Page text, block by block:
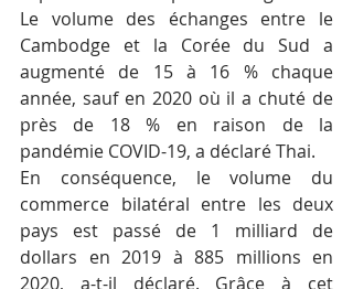
Le volume des échanges entre le
Cambodge et la Corée du Sud a
augmenté de 15 à 16 % chaque
année, sauf en 2020 où il a chuté de
près de 18 % en raison de la
pandémie COVID-19, a déclaré Thai.
En conséquence, le volume du
commerce bilatéral entre les deux
pays est passé de 1 milliard de
dollars en 2019 à 885 millions en
2020, a-t-il déclaré. Grâce à cet